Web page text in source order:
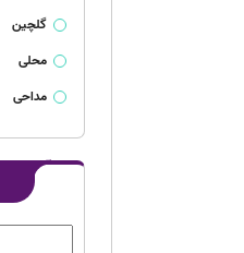
گلچین
محلی
مداحی